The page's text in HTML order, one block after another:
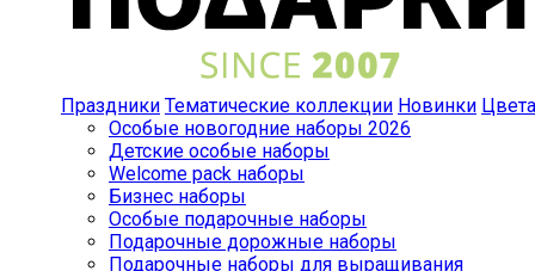
Праздники Тематические коллекции Новинки Цвета
Особые новогодние наборы 2026
Детские особые наборы
Welcome pack наборы
Бизнес наборы
Особые подарочные наборы
Подарочные дорожные наборы
Подарочные наборы для выращивания